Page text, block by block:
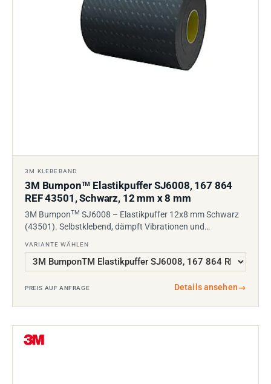
3M KLEBEBAND
3M BumponTM Elastikpuffer SJ6008, 167 864
REF 43501, Schwarz, 12 mm x 8 mm
3M BumponTM SJ6008 – Elastikpuffer 12x8 mm Schwarz
(43501). Selbstklebend, dämpft Vibrationen und…
VARIANTE WÄHLEN
PREIS AUF ANFRAGE Details ansehen→